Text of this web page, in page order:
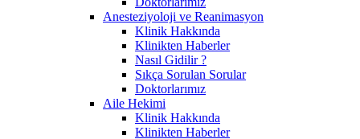
Anesteziyoloji ve Reanimasyon
Klinik Hakkında
Klinikten Haberler
Nasıl Gidilir ?
Sıkça Sorulan Sorular
Doktorlarımız
Aile Hekimi
Klinik Hakkında
Klinikten Haberler